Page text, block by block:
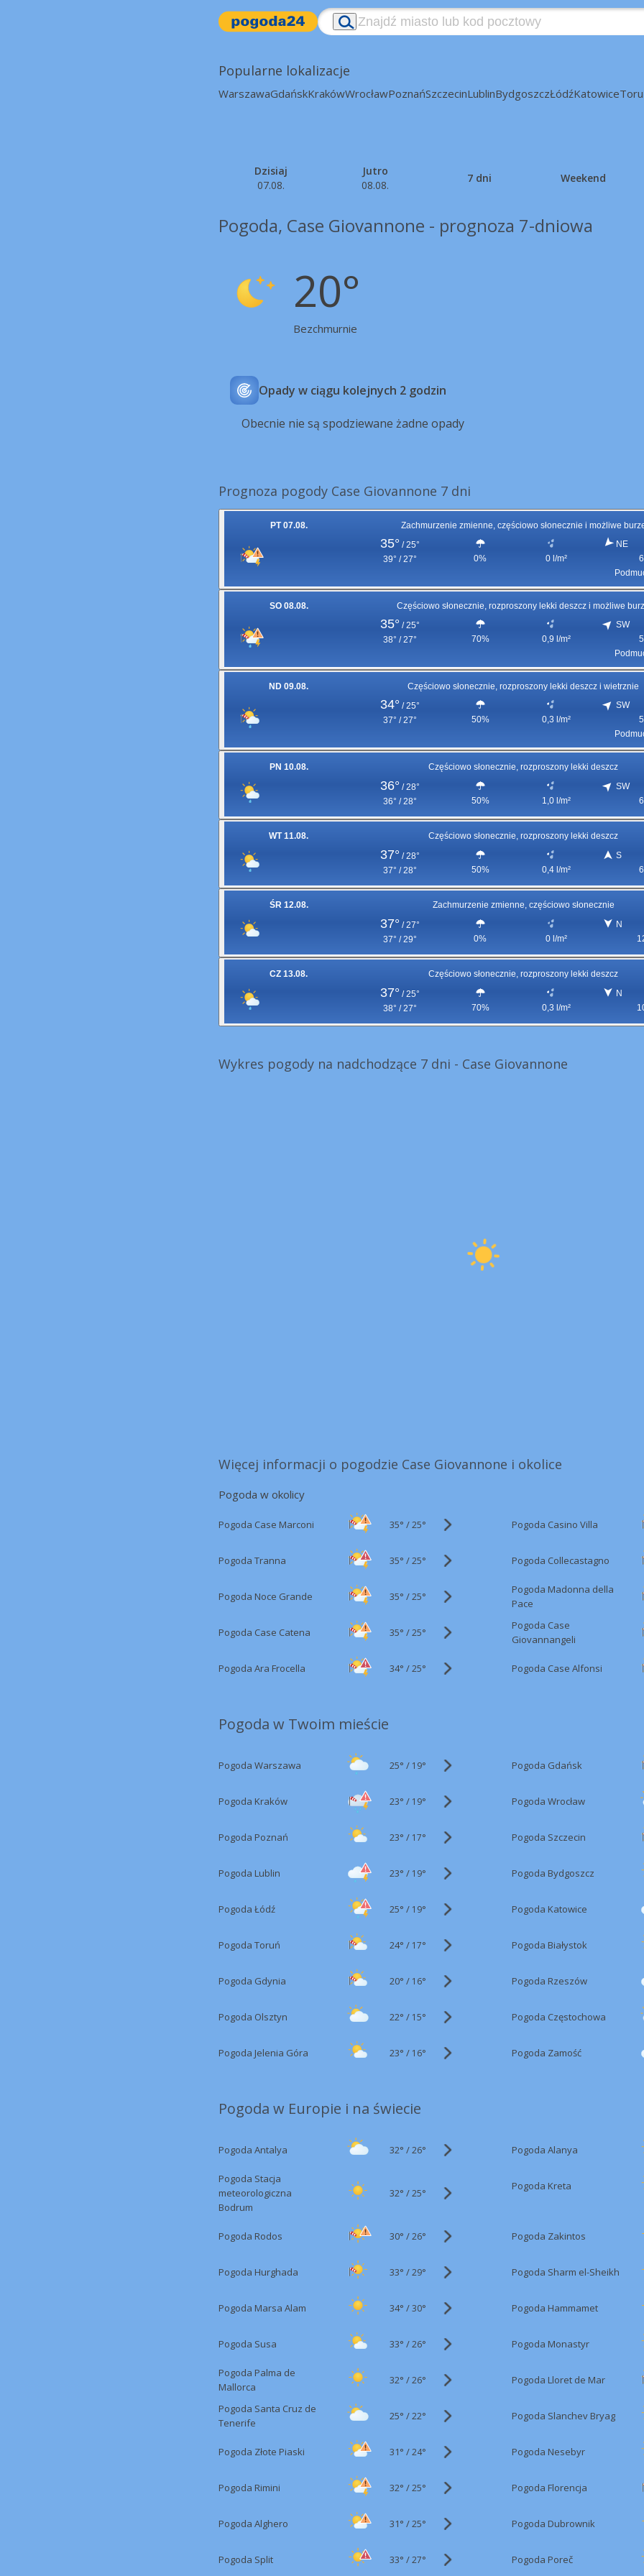
Popularne lokalizacje
WarszawaGdańskKrakówWrocławPoznańSzczecinLublinBydgoszczŁódźKatowice
Dzisiaj
07.08.
Jutro
08.08.
7 dni Weekend
Pogoda, Case Giovannone - prognoza 7-dniowa
20°
Bezchmurnie
Opady w ciągu kolejnych 2 godzin
Obecnie nie są spodziewane żadne opady
Prognoza pogody Case Giovannone 7 dni
PT 07.08. Zachmurzenie zmienne, częściowo słonecznie i możliwe
35° / 25°
39° / 27°
0% 0 l/m²
NE
SO 08.08. Częściowo słonecznie, rozproszony lekki deszcz i możliwe
35° / 25°
38° / 27°
70% 0,9 l/m²
SW
ND 09.08. Częściowo słonecznie, rozproszony lekki deszcz i wietrznie
34° / 25°
37° / 27°
50% 0,3 l/m²
SW
PN 10.08. Częściowo słonecznie, rozproszony lekki deszcz
36° / 28°
36° / 28°
50% 1,0 l/m²
SW
WT 11.08. Częściowo słonecznie, rozproszony lekki deszcz
37° / 28°
37° / 28°
50% 0,4 l/m²
S
ŚR 12.08. Zachmurzenie zmienne, częściowo słonecznie
37° / 27°
37° / 29°
0% 0 l/m²
N
CZ 13.08. Częściowo słonecznie, rozproszony lekki deszcz
37° / 25°
38° / 27°
70% 0,3 l/m²
N
Wykres pogody na nadchodzące 7 dni - Case Giovannone
Więcej informacji o pogodzie Case Giovannone i okolice
Pogoda w okolicy
Pogoda Case Marconi 35° /25° Pogoda Casino Villa
Pogoda Tranna 35° /25° Pogoda Collecastagno
Pogoda Noce Grande 35° /25°
Pogoda Madonna della
Pace
Pogoda Case Catena 35° /25°
Pogoda Case
Giovannangeli
Pogoda Ara Frocella 34° /25° Pogoda Case Alfonsi
Pogoda w Twoim mieście
Pogoda Warszawa 25° / 19° Pogoda Gdańsk
Pogoda Kraków 23° / 19° Pogoda Wrocław
Pogoda Poznań 23° / 17° Pogoda Szczecin
Pogoda Lublin 23° / 19° Pogoda Bydgoszcz
Pogoda Łódź 25° / 19° Pogoda Katowice
Pogoda Toruń 24° / 17° Pogoda Białystok
Pogoda Gdynia 20° / 16° Pogoda Rzeszów
Pogoda Olsztyn 22° / 15° Pogoda Częstochowa
Pogoda Jelenia Góra 23° / 16° Pogoda Zamość
Pogoda w Europie i na świecie
Pogoda Antalya 32° /26° Pogoda Alanya
Pogoda Stacja
meteorologiczna
Bodrum
32° /25°
Pogoda Kreta
Pogoda Rodos 30° /26° Pogoda Zakintos
Pogoda Hurghada 33° /29° Pogoda Sharm el-Sheikh
Pogoda Marsa Alam 34° /30° Pogoda Hammamet
Pogoda Susa 33° /26° Pogoda Monastyr
Pogoda Palma de
Mallorca
32° /26° Pogoda Lloret de Mar
Pogoda Santa Cruz de
Tenerife
25° /22° Pogoda Slanchev Bryag
Pogoda Złote Piaski 31° /24° Pogoda Nesebyr
Pogoda Rimini 32° /25° Pogoda Florencja
Pogoda Alghero 31° /25° Pogoda Dubrownik
Pogoda Split 33° /27° Pogoda Poreč